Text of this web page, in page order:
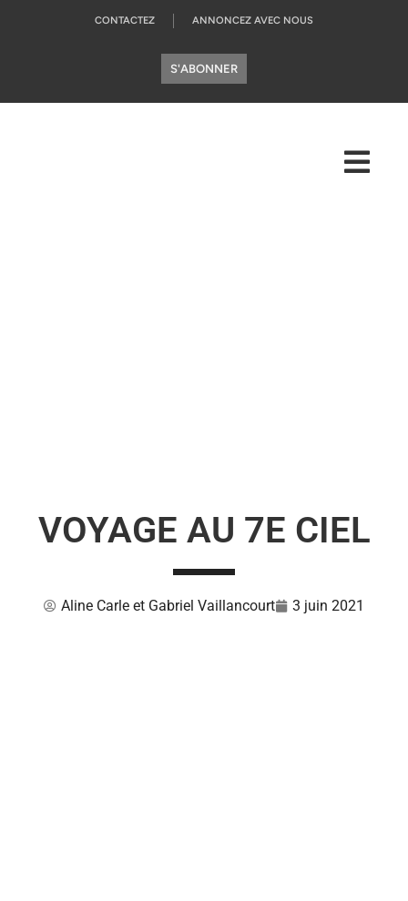
CONTACTEZ ANNONCEZ AVEC NOUS
S'ABONNER
VOYAGE AU 7E CIEL
Aline Carle et Gabriel Vaillancourt 3 juin 2021